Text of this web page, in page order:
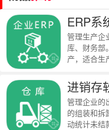
ERP系
管理生产企
库、财务部
产，适合生
进销存
管理企业的
的组装和拆
动统计未结